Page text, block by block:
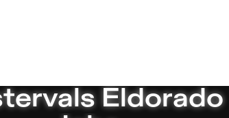
| Freies Theater in Berlin
Eldorado